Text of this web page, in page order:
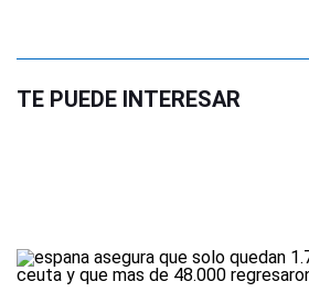
TE PUEDE INTERESAR